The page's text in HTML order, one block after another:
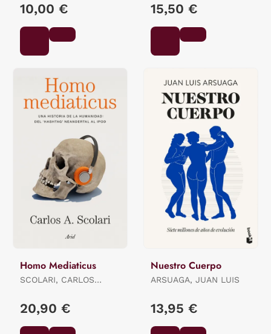
10,00 €
LUIS MI
15,50 €
Homo Mediaticus
SCOLARI, CARLOS
20,90 €
Nuestro Cuerpo
ARSUAGA, JUAN LUIS
13,95 €